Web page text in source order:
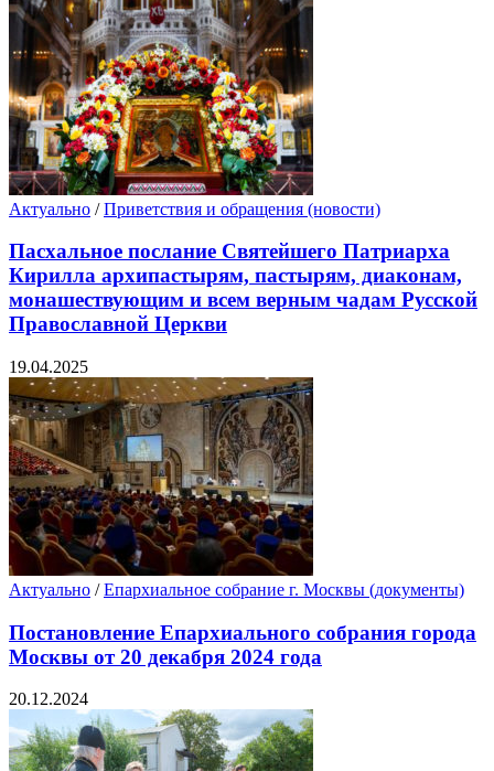
Актуально /Приветствия и обращения (новости)
Пасхальное послание Святейшего Патриарха
Кирилла архипастырям, пастырям, диаконам,
монашествующим и всем верным чадам Русской
Православной Церкви
19.04.2025
Актуально /Епархиальное собрание г. Москвы (документы)
Постановление Епархиального собрания города
Москвы от 20 декабря 2024 года
20.12.2024